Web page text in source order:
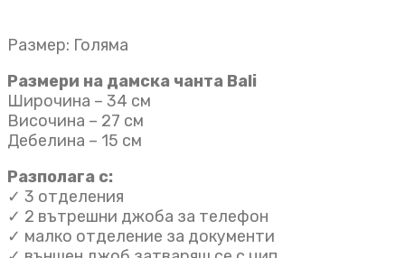
Размер: Голяма
Размери на дамска чанта Bali
Широчина – 34 см
Височина – 27 см
Дебелина – 15 см
Разполага с:
✓ 3 отделения
✓ 2 вътрешни джоба за телефон
✓ малко отделение за документи